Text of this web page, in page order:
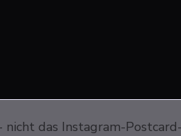
das Instagram-